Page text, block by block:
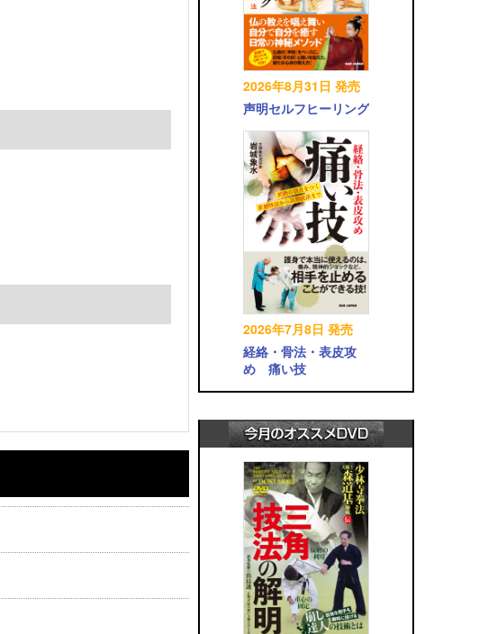
2026年8月31日 発売
声明セルフヒーリング
2026年7月8日 発売
経絡・骨法・表皮攻
め 痛い技